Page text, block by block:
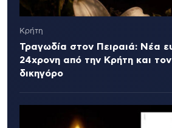
Κρήτη
Τραγωδία στον Πειραιά: Νέα
24χρονη από την Κρήτη και
δικηγόρο